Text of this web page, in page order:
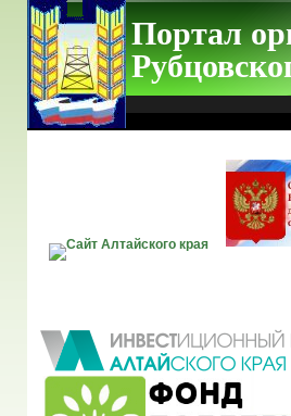
Портал